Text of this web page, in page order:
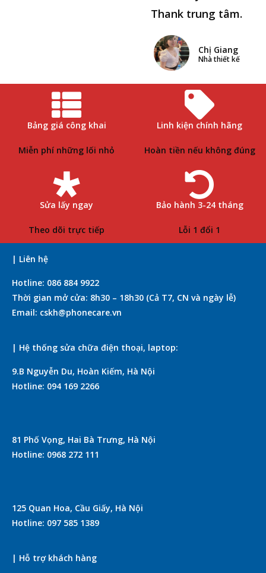
Thank trung tâm.
Chị Giang
Nhà thiết kế
Bảng giá công khai
Miễn phí những lối nhỏ
Linh kiện chính hãng
Hoàn tiền nếu không đúng
Sửa lấy ngay
Theo dõi trực tiếp
Bảo hành 3-24 tháng
Lỗi 1 đổi 1
| Liên hệ
Hotline: 086 884 9922
Thời gian mở cửa: 8h30 – 18h30 (Cả T7, CN và ngày lễ)
Email: cskh@phonecare.vn
| Hệ thống sửa chữa điện thoại, laptop:
9.B Nguyễn Du, Hoàn Kiếm, Hà Nội
Hotline: 094 169 2266
81 Phố Vọng, Hai Bà Trưng, Hà Nội
Hotline: 0968 272 111
125 Quan Hoa, Cầu Giấy, Hà Nội
Hotline: 097 585 1389
| Hỗ trợ khách hàng